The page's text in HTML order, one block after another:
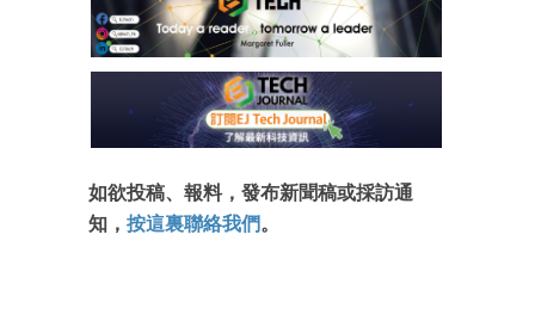
如欲投稿、報料，發布新聞稿或採訪通
知， 按這裏聯絡我們。